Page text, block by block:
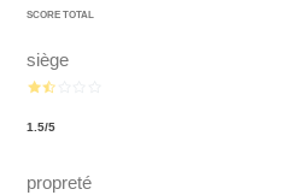
siège
1.5/5
propreté
SCORE TOTAL